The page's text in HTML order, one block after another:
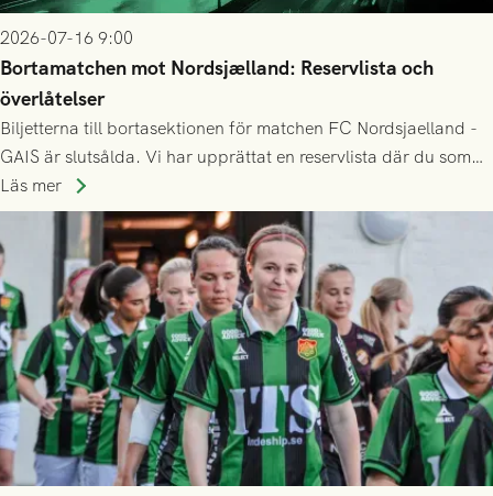
2026-07-16 9:00
Bortamatchen mot Nordsjælland: Reservlista och
överlåtelser
Biljetterna till bortasektionen för matchen FC Nordsjaelland -
GAIS är slutsålda. Vi har upprättat en reservlista där du som
ännu inte har någon biljett kan anmäla ditt intresse. Du kan
inte själv överlåta din biljett till någon annan.
Läs mer